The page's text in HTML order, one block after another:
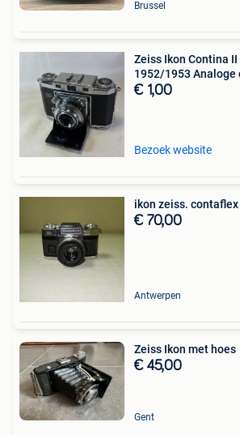
Brussel
Zeiss Ikon Contina
1952/1953 Analoge
€ 1,00
Bezoek website
ikon zeiss. contaflex
€ 70,00
Antwerpen
Zeiss Ikon met hoes
€ 45,00
Gent